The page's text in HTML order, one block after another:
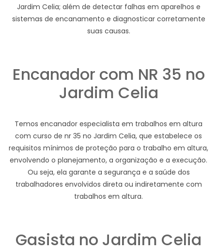
Jardim Celia; além de detectar falhas em aparelhos e
sistemas de encanamento e diagnosticar corretamente
suas causas.
Encanador com NR 35 no
Jardim Celia
Temos encanador especialista em trabalhos em altura
com curso de nr 35 no Jardim Celia, que estabelece os
requisitos mínimos de proteção para o trabalho em altura,
envolvendo o planejamento, a organização e a execução.
Ou seja, ela garante a segurança e a saúde dos
trabalhadores envolvidos direta ou indiretamente com
trabalhos em altura.
Gasista no Jardim Celia